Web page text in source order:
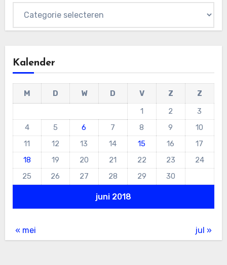
Kalender
juni 2018
M D W D V Z
Z
1
2
3
4
5 6 7 8 9
10
11
12 13 14 15 16
17
18
19 20 21 22 23
24
25
26 27 28 29 30
« mei jul »